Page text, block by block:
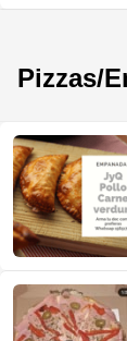
Pizzas/